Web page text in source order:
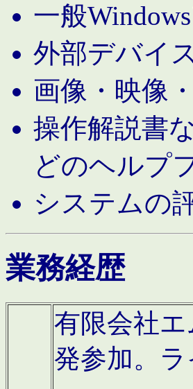
一般
外部デバイ
画像・映像
操作解説書
どのヘルプ
システムの
業務経歴
有限会社
発参加。